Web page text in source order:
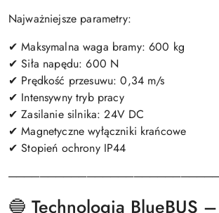
Najważniejsze parametry:
✔ Maksymalna waga bramy: 600 kg
✔ Siła napędu: 600 N
✔ Prędkość przesuwu: 0,34 m/s
✔ Intensywny tryb pracy
✔ Zasilanie silnika: 24V DC
✔ Magnetyczne wyłączniki krańcowe
✔ Stopień ochrony IP44
🔵 Technologia BlueBUS